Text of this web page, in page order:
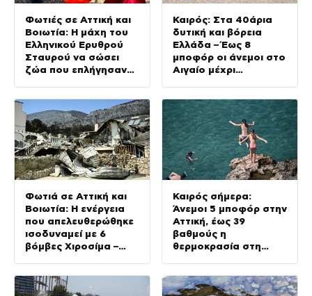
Φωτιές σε Αττική και
Βοιωτία: Η μάχη του
Ελληνικού Ερυθρού
Σταυρού να σώσει
ζώα που επλήγησαν
Καιρός: Στα 40άρια
δυτική και βόρεια
Ελλάδα – Έως 8
μποφόρ οι άνεμοι στο
Αιγαίο μέχρι
Φωτιά σε Αττική και
Βοιωτία: Η ενέργεια
που απελευθερώθηκε
ισοδυναμεί με 6
βόμβες Χιροσίμα –
έκτασης
Καιρός σήμερα:
Άνεμοι 5 μποφόρ στην
Αττική, έως 39
βαθμούς η
θερμοκρασία στη